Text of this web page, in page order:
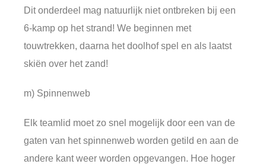
Dit onderdeel mag natuurlijk niet ontbreken bij een
6-kamp op het strand! We beginnen met
touwtrekken, daarna het doolhof spel en als laatst
skiën over het zand!
m) Spinnenweb
Elk teamlid moet zo snel mogelijk door een van de
gaten van het spinnenweb worden getild en aan de
andere kant weer worden opgevangen. Hoe hoger